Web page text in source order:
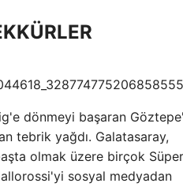
dönmeyi başaran
tebrik yağdı. Galatasaray,
olmak üzere birçok Süper
sosyal medyadan